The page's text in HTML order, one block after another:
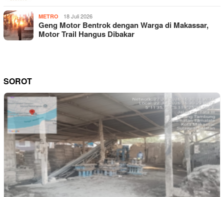
METRO 18 Juli 2026
Geng Motor Bentrok dengan Warga di Makassar,
Motor Trail Hangus Dibakar
SOROT